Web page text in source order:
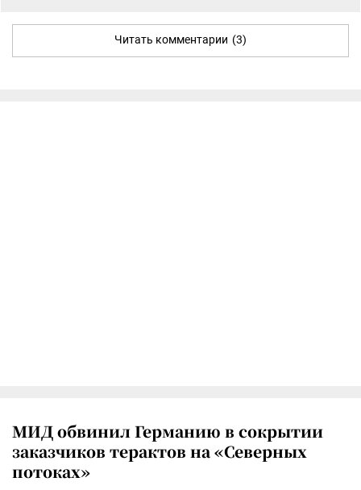
Читать комментарии (3)
МИД обвинил Германию в сокрытии
заказчиков терактов на «Северных
потоках»